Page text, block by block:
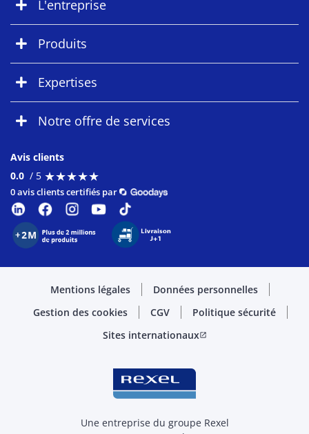
L'entreprise
Produits
Expertises
Notre offre de services
Avis clients
0.0 / 5 ★★★★★
★★★★★
0 avis clients certifiés par
Mentions légales
Données personnelles
Gestion des cookies
CGV
Politique sécurité
Sites internationauxopen_in_new
Une entreprise du groupe Rexel